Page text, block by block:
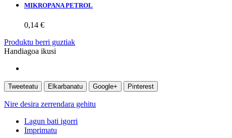
MIKROPANA PETROL
0,14 €
Produktu berri guztiak
Handiagoa ikusi
Tweeteatu Elkarbanatu Google+ Pinterest
Nire desira zerrendara gehitu
Lagun bati igorri
Imprimatu